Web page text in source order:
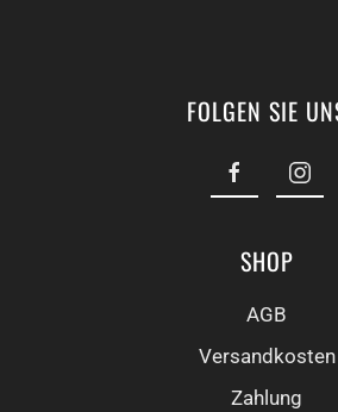
FOLGEN SIE
SHOP
AGB
Versandkosten
Zahlung